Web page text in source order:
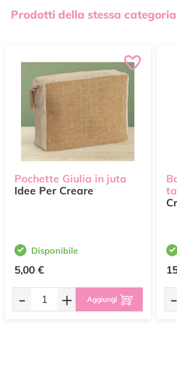
Prodotti della stessa categoria
Pochette Giulia in juta
Idee Per Creare
Disponibile
5,00 €
- + Aggiungi -